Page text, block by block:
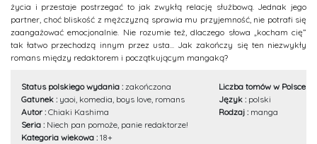
życia i przestaje postrzegać to jak zwykłą relację służbową. Jednak jego
partner, choć bliskość z mężczyzną sprawia mu przyjemność, nie potrafi się
zaangażować emocjonalnie. Nie rozumie też, dlaczego słowa „kocham cię”
tak łatwo przechodzą innym przez usta... Jak zakończy się ten niezwykły
romans między redaktorem i początkującym mangaką?
Status polskiego wydania : zakończona
Gatunek : yaoi, komedia, boys love, romans
Autor : Chiaki Kashima
Seria : Niech pan pomoże, panie redaktorze!
Kategoria wiekowa : 18+
Liczba tomów w Polsce :
Język : polski
Rodzaj : manga